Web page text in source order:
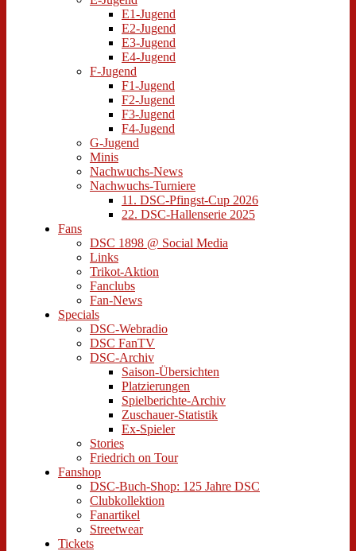
E1-Jugend
E2-Jugend
E3-Jugend
E4-Jugend
F-Jugend
F1-Jugend
F2-Jugend
F3-Jugend
F4-Jugend
G-Jugend
Minis
Nachwuchs-News
Nachwuchs-Turniere
11. DSC-Pfingst-Cup 2026
22. DSC-Hallenserie 2025
Fans
DSC 1898 @ Social Media
Links
Trikot-Aktion
Fanclubs
Fan-News
Specials
DSC-Webradio
DSC FanTV
DSC-Archiv
Saison-Übersichten
Platzierungen
Spielberichte-Archiv
Zuschauer-Statistik
Ex-Spieler
Stories
Friedrich on Tour
Fanshop
DSC-Buch-Shop: 125 Jahre DSC
Clubkollektion
Fanartikel
Streetwear
Tickets